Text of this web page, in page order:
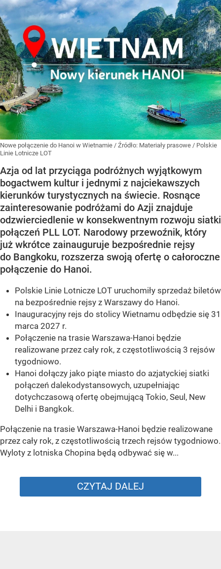
Nowe połączenie do Hanoi w Wietnamie / Źródło: Materiały prasowe / Polskie
Linie Lotnicze LOT
Azja od lat przyciąga podróżnych wyjątkowym
bogactwem kultur i jednymi z najciekawszych
kierunków turystycznych na świecie. Rosnące
zainteresowanie podróżami do Azji znajduje
odzwierciedlenie w konsekwentnym rozwoju siatki
połączeń PLL LOT. Narodowy przewoźnik, który
już wkrótce zainauguruje bezpośrednie rejsy
do Bangkoku, rozszerza swoją ofertę o całoroczne
połączenie do Hanoi.
Polskie Linie Lotnicze LOT uruchomiły sprzedaż biletów
na bezpośrednie rejsy z Warszawy do Hanoi.
Inauguracyjny rejs do stolicy Wietnamu odbędzie się 31
marca 2027 r.
Połączenie na trasie Warszawa-Hanoi będzie
realizowane przez cały rok, z częstotliwością 3 rejsów
tygodniowo.
Hanoi dołączy jako piąte miasto do azjatyckiej siatki
połączeń dalekodystansowych, uzupełniając
dotychczasową ofertę obejmującą Tokio, Seul, New
Delhi i Bangkok.
Połączenie na trasie Warszawa-Hanoi będzie realizowane
przez cały rok, z częstotliwością trzech rejsów tygodniowo.
Wyloty z lotniska Chopina będą odbywać się w...
CZYTAJ DALEJ